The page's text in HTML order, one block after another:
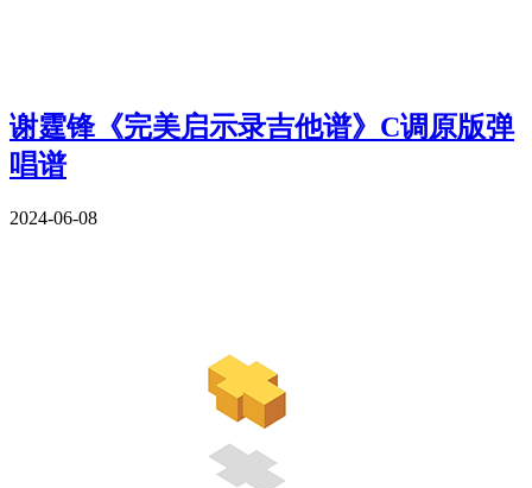
谢霆锋《完美启示录吉他谱》C调原版弹
唱谱
2024-06-08